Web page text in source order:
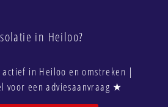
in Heiloo?
in Heiloo en omstreken |
voor een adviesaanvraag ★